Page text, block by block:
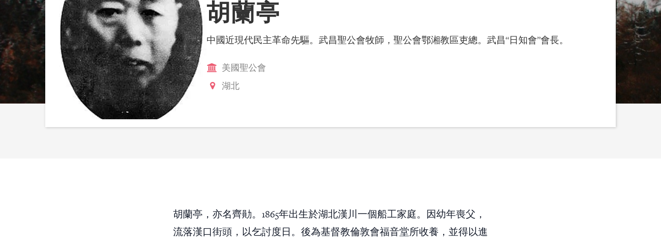
胡蘭亭
中國近現代民主革命先驅。武昌聖公會牧師，聖公會鄂湘教區吏總。武昌“日知會”會長。
美國聖公會
湖北
胡蘭亭，亦名齊勛。1865年出生於湖北漢川一個船工家庭。因幼年喪父，
流落漢口街頭，以乞討度日。後為基督教倫敦會福音堂所收養，並得以進